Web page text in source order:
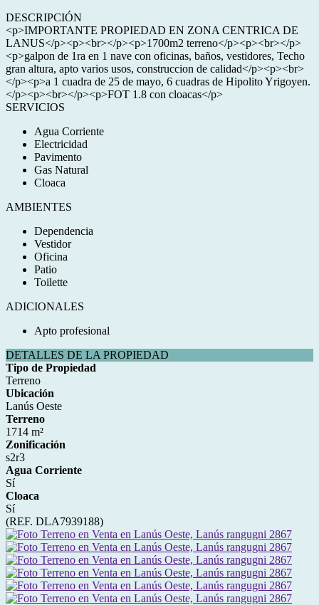
DESCRIPCIÓN
<p>IMPORTANTE PROPIEDAD EN ZONA CENTRICA DE
LANUS</p><p><br></p><p>1700m2 terreno</p><p><br></p>
<p>galpon de 1ra en 1 nave con oficinas, baños, vestidores, Techo
gran altura, apto varios usos, construccion de calidad</p><p><br>
</p><p>a 1 cuadra de 25 de mayo, 6 cuadras de Hipolito Yrigoyen.
</p><p><br></p><p>FOT 1.8 con cloacas</p>
SERVICIOS
Agua Corriente
Electricidad
Pavimento
Gas Natural
Cloaca
AMBIENTES
Dependencia
Vestidor
Oficina
Patio
Toilette
ADICIONALES
Apto profesional
DETALLES DE LA PROPIEDAD
Tipo de Propiedad
Terreno
Ubicación
Lanús Oeste
Terreno
1714 m²
Zonificación
s2r3
Agua Corriente
Sí
Cloaca
Sí
(REF. DLA7939188)